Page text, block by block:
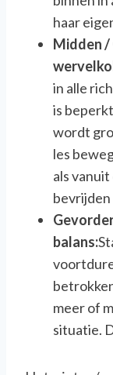
haar
Midden /
in alle
is
wordt
les
als
bevrijden
balans:
meer of
situatie.